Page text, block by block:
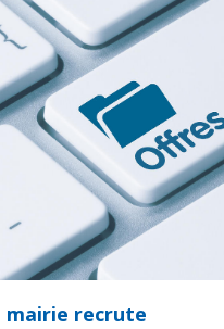
mairie recrute